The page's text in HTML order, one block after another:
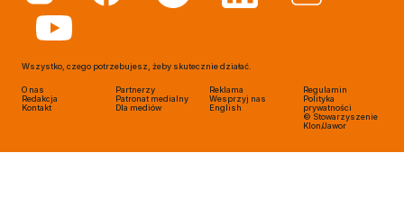
Wszystko, czego potrzebujesz, żeby skutecznie działać.
O nas
Redakcja
Kontakt
Partnerzy
Patronat medialny
Dla mediów
Reklama
Wesprzyj nas
English
Regulamin
Polityka
prywatności
© Stowarzyszenie
Klon/Jawor